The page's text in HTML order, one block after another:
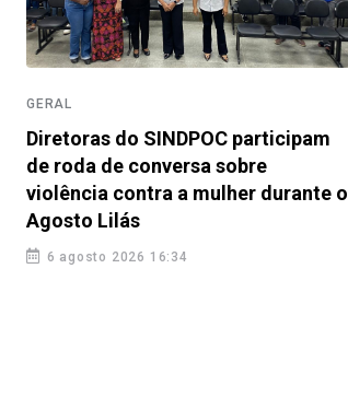
GERAL
Diretoras do SINDPOC participam
de roda de conversa sobre
violência contra a mulher durante o
Agosto Lilás
6 agosto 2026 16:34